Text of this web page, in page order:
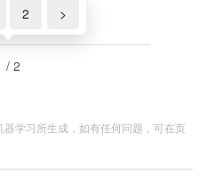
2 >
/ 2
学习所生成，如有任何问题，可在页